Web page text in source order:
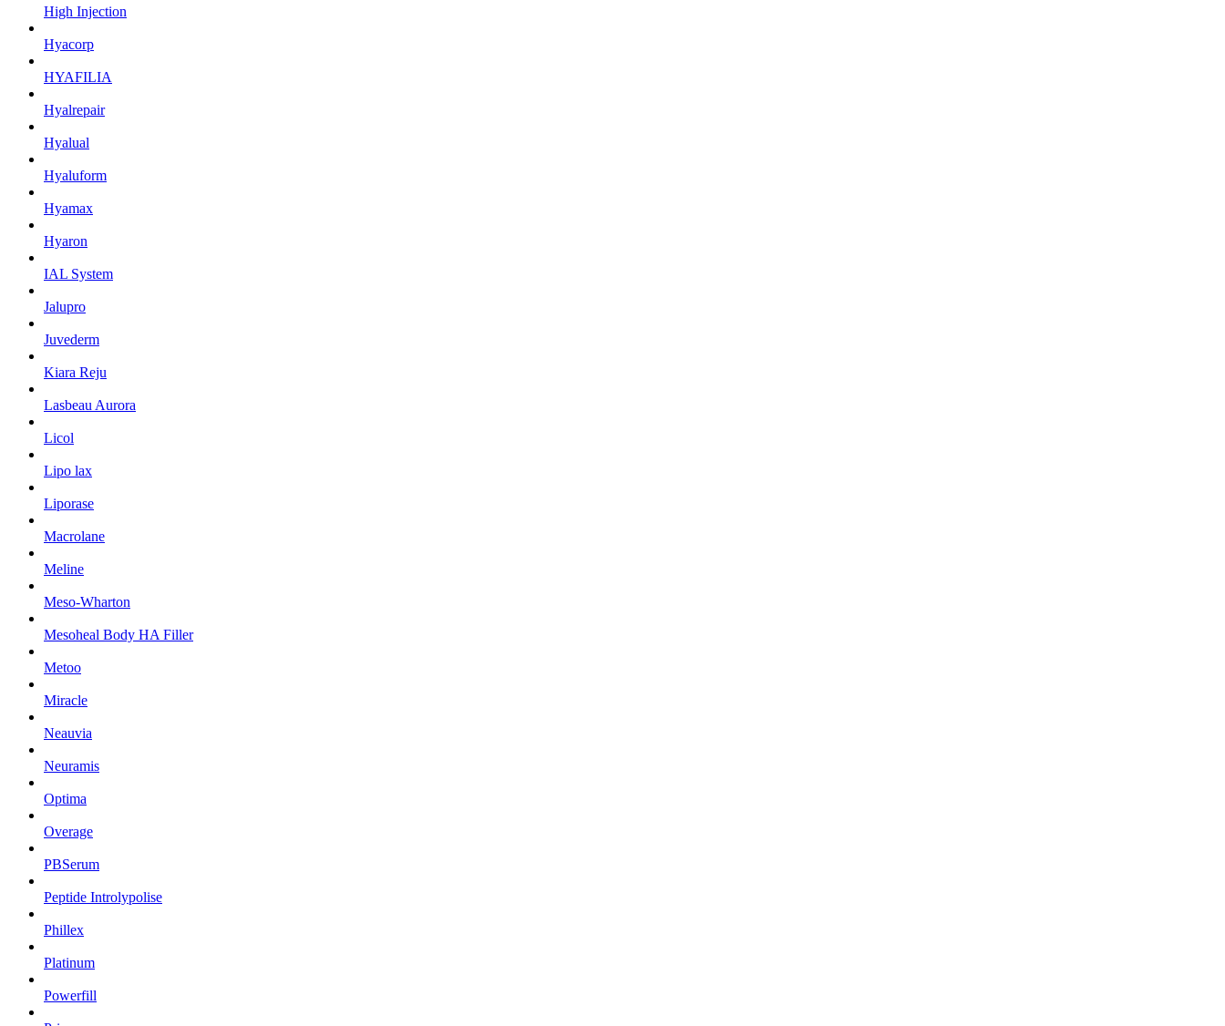
High Injection
Hyacorp
HYAFILIA
Hyalrepair
Hyalual
Hyaluform
Hyamax
Hyaron
IAL System
Jalupro
Juvederm
Kiara Reju
Lasbeau Aurora
Licol
Lipo lax
Liporase
Macrolane
Meline
Meso-Wharton
Mesoheal Body HA Filler
Metoo
Miracle
Neauvia
Neuramis
Optima
Overage
PBSerum
Peptide Introlypolise
Phillex
Platinum
Powerfill